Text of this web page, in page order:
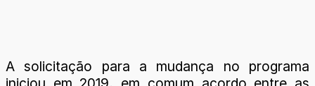
A solicitação para a mudança no programa